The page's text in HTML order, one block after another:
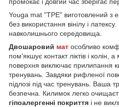
Youga mat "TPE" виготовлений з
без використання вінілу і
навколишнього середовища.
Двошаровий мат особливо
пом'якшує контакт ліктів і колін,
поверхня виключає прилипання
тренувань. Завдяки рифленої
підлозі під час тренувань. Ваша
безпечна. Килимок легко
гіпоалергенні покриття і не